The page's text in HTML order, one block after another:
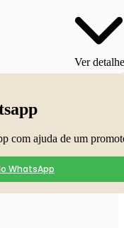
Ver
com ajuda de um
WhatsApp